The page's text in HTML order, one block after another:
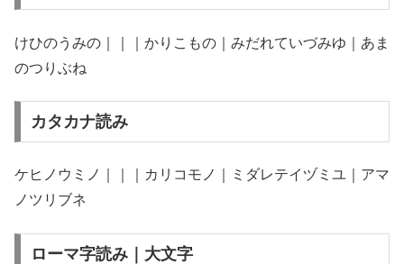
けひのうみの｜｜｜かりこもの｜みだれていづみゆ｜あま
のつりぶね
カタカナ読み
ケヒノウミノ｜｜｜カリコモノ｜ミダレテイヅミユ｜アマ
ノツリブネ
ローマ字読み｜大文字